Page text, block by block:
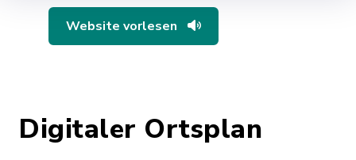
Website vorlesen
Digitaler Ortsplan